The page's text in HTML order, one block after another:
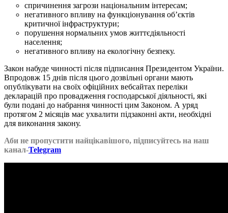
спричинення загрози національним інтересам;
негативного впливу на функціонування об’єктів
критичної інфраструктури;
порушення нормальних умов життєдіяльності
населення;
негативного впливу на екологічну безпеку.
Закон набуде чинності після підписання Президентом України.
Впродовж 15 днів після цього дозвільні органи мають
опублікувати на своїх офіційних вебсайтах переліки
декларацій про провадження господарської діяльності, які
були подані до набрання чинності цим Законом. А уряд
протягом 2 місяців має ухвалити підзаконні акти, необхідні
для виконання закону.
Аби не пропустити найцікавішого, підписуйтесь на наш
канал-Telegram